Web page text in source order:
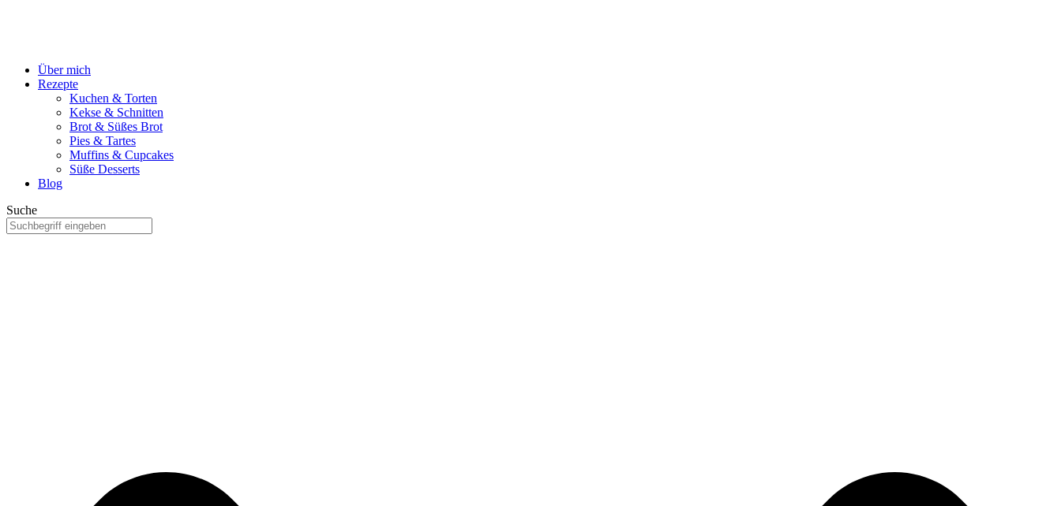
Über mich
Rezepte
Kuchen & Torten
Kekse & Schnitten
Brot & Süßes Brot
Pies & Tartes
Muffins & Cupcakes
Süße Desserts
Blog
Suche